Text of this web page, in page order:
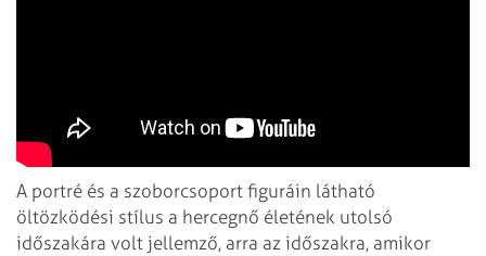
A portré és a szoborcsoport figuráin látható
öltözködési stílus a hercegnő életének utolsó
időszakára volt jellemző, arra az időszakra, amikor